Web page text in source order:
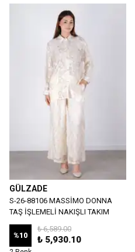
GÜLZADE
S-26-88106 MASSİMO DONNA
TAŞ İŞLEMELİ NAKIŞLI TAKIM
%10
₺ 6,589.00
₺ 5,930.10